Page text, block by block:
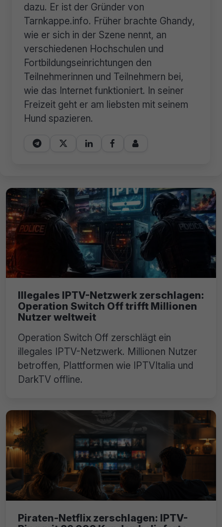
dazu. Er ist der Gründer von
Tarnkappe.info. Früher brachte Ghandy,
wie er sich in der Szene nennt, an
verschiedenen Hochschulen und
Fortbildungseinrichtungen den
Teilnehmerinnen und Teilnehmern bei,
wie das Internet funktioniert. In seiner
Freizeit geht er am liebsten mit seinem
Hund spazieren.
    
Illegales IPTV-Netzwerk zerschlagen:
Operation Switch Off trifft Millionen
Nutzer weltweit
Operation Switch Off zerschlägt ein
illegales IPTV-Netzwerk. Millionen Nutzer
betroffen, Plattformen wie IPTVItalia und
DarkTV offline.
Piraten-Netflix zerschlagen: IPTV-